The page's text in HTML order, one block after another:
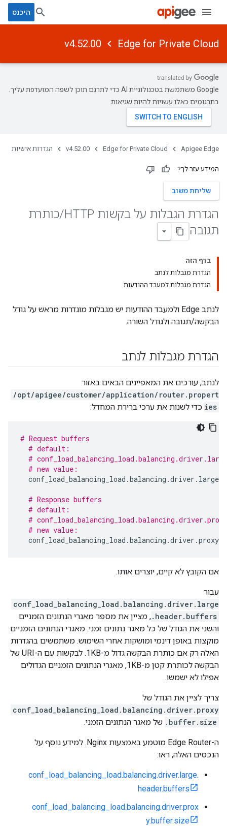
היכנס
Edge for Private Cloud
v4.52.00
‫Google משתמשת בטכנולוגיית AI כדי לתרגם תוכן לשפה המועדפת עליך.
בתרגומים כאלו עשויות להיות שגיאות.
Apigee Edge
Edge for Private Cloud
v4.52.00 הגדרות אישיות
המידע עזר לך?
שליחת משוב
הגדרת הגבלות על בקשות HTTP /כותרת
תגובה
בדף הזה
הגדרת מגבלות לנתב
הגדרת מגבלות למעבד ההודעות
לנתב Edge ולמעבד ההודעות יש מגבלות מוגדרות מראש על גודל
הבקשה/תגובה ולגודל השורה.
הגדרת מגבלות לנתב
לנתב, עורכים את המאפיינים הבאים באזור
/opt/apigee/customer/application/router.propert
ies כדי לשנות את ערכי ברירת המחדל:
# Request buffers
# default:
#
# new value:
conf_load_balancing_load .balancing .driver . large
# Response buffers
# default:
#
# new value:
conf_load_balancing_load .balancing .driver .proxy
אם הקובץ לא קיים, יוצרים אותו.
עבור
conf_load_balancing_load.balancing.driver.large
.header.buffers, מציין את מספר מאגרי הנתונים הזמניים
והשני את הגודל של כל מאגר נתונים זמני. מאגרי הנתונים הזמניים
מוקצות באופן דינמי ומושקות אחרי השימוש. משתמשים בהגדרות
האלה רק אם כותרת הבקשה גדול מ-1KB. לבקשות עם ה-URI של
הבקשה לכותרת קטן מ-1KB, מאגרי הנתונים הזמניים הגדולים
אפילו לא ישמשו.
צריך לציין את הגודל של
conf_load_balancing_load.balancing.driver.proxy
.buffer.size של מאגר הנתונים הזמני.
ה-Edge Router מוטמע באמצעות Nginx. למידע נוסף על
הנכסים האלה, ראו:
conf_load_balancing_load.balancing.driver.large.
header.buffers
conf_load_balancing_load.balancing.driver.prox
y.buffer.size